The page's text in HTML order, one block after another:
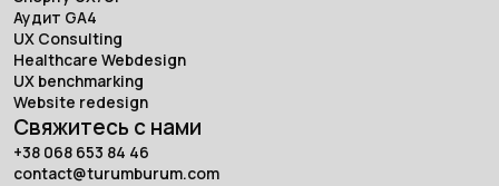
Аудит GA4
UX Consulting
Healthcare Webdesign
UX benchmarking
Website redesign
Свяжитесь с нами
+38 068 653 84 46
contact@turumburum.com